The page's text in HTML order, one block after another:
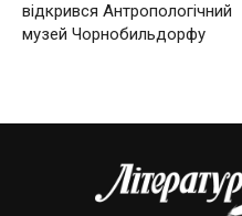
відкрився Антропологічний
музей Чорнобильдорфу